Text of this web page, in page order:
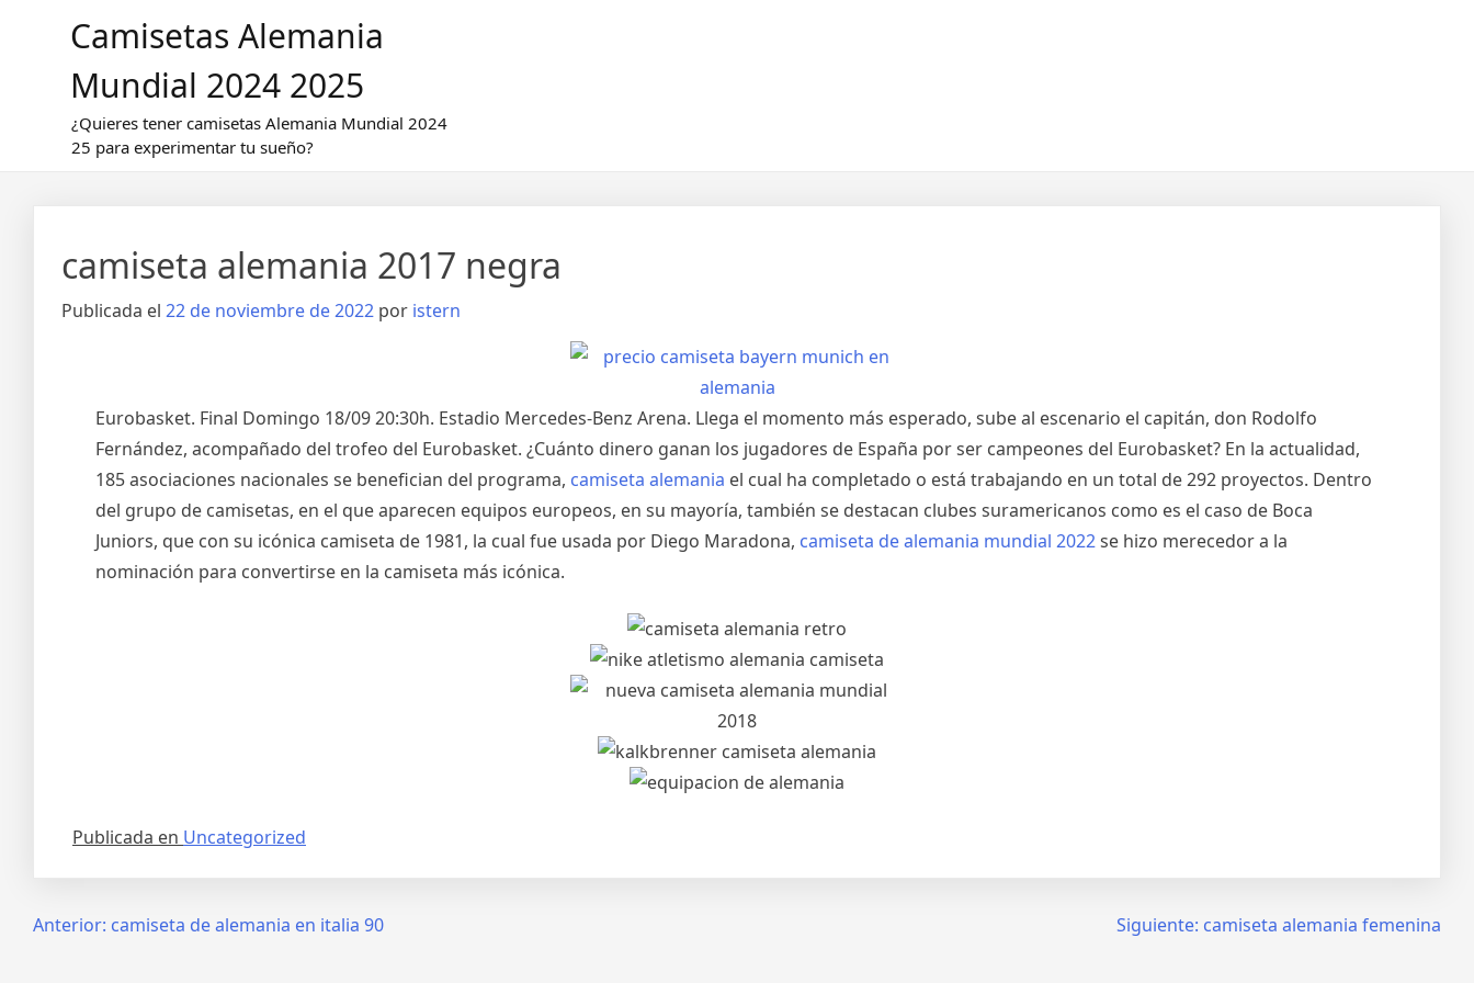
Camisetas Alemania
Mundial 2024 2025
¿Quieres tener camisetas Alemania Mundial 2024
25 para experimentar tu sueño?
camiseta alemania 2017 negra
Publicada el 22 de noviembre de 2022 por istern
Eurobasket. Final Domingo 18/09 20:30h. Estadio Mercedes-Benz Arena. Llega el momento más esperado, sube al escenario el capitán, don Rodolfo
Fernández, acompañado del trofeo del Eurobasket. ¿Cuánto dinero ganan los jugadores de España por ser campeones del Eurobasket? En la actualidad,
185 asociaciones nacionales se benefician del programa, camiseta alemania el cual ha completado o está trabajando en un total de 292 proyectos. Dentro
del grupo de camisetas, en el que aparecen equipos europeos, en su mayoría, también se destacan clubes suramericanos como es el caso de Boca
Juniors, que con su icónica camiseta de 1981, la cual fue usada por Diego Maradona, camiseta de alemania mundial 2022se hizo merecedor a la
nominación para convertirse en la camiseta más icónica.
Publicada en Uncategorized
Navegación
Anterior: camiseta de alemania en italia 90 Siguiente: camiseta alemania femenina